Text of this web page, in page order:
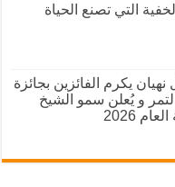
التي تصنع الحياة
يكرم الفائزين بجائزة
و يُعلن سمو الشيخ
2026